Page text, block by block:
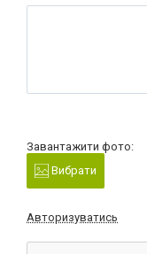
Завантажити фото:
Вибрати
Авторизуватись